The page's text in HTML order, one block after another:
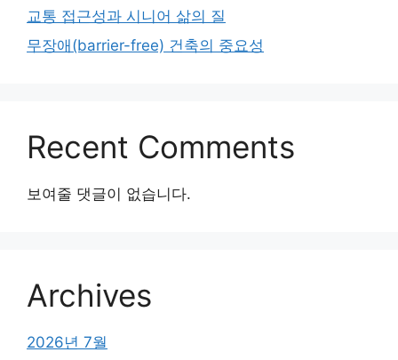
교통 접근성과 시니어 삶의 질
무장애(barrier-free) 건축의 중요성
Recent Comments
보여줄 댓글이 없습니다.
Archives
2026년 7월